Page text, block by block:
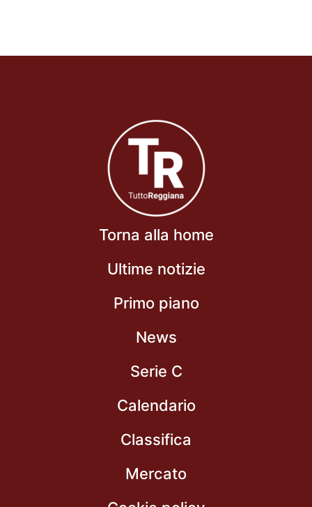
Torna alla home
Ultime notizie
Primo piano
News
Serie C
Calendario
Classifica
Mercato